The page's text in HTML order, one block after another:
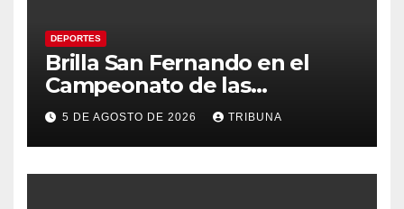
DEPORTES
Brilla San Fernando en el
Campeonato de las
Américas: Academia de
Gimnasia Rítmica asegura su
pase a la final internacional
5 DE AGOSTO DE 2026 TRIBUNA